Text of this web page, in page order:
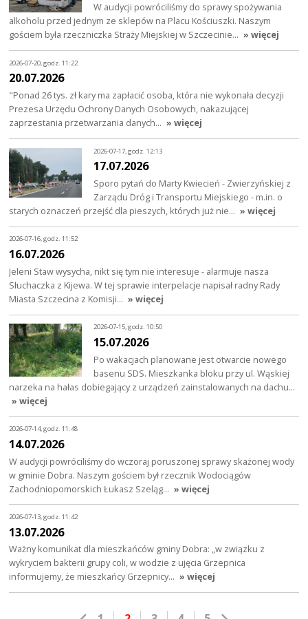
W audycji powróciliśmy do sprawy spożywania
alkoholu przed jednym ze sklepów na Placu Kościuszki. Naszym
gościem była rzeczniczka Straży Miejskiej w Szczecinie… » więcej
2026-07-20, godz. 11:22
20.07.2026
"Ponad 26 tys. zł kary ma zapłacić osoba, która nie wykonała decyzji
Prezesa Urzędu Ochrony Danych Osobowych, nakazującej
zaprzestania przetwarzania danych… » więcej
2026-07-17, godz. 12:13
17.07.2026
Sporo pytań do Marty Kwiecień - Zwierzyńskiej z
Zarządu Dróg i Transportu Miejskiego - m.in. o
starych oznaczeń przejść dla pieszych, których już nie… » więcej
2026-07-16, godz. 11:52
16.07.2026
Jeleni Staw wysycha, nikt się tym nie interesuje - alarmuje nasza
Słuchaczka z Kijewa. W tej sprawie interpelacje napisał radny Rady
Miasta Szczecina z Komisji… » więcej
2026-07-15, godz. 10:50
15.07.2026
Po wakacjach planowane jest otwarcie nowego
basenu SDS. Mieszkanka bloku przy ul. Wąskiej
narzeka na hałas dobiegający z urządzeń zainstalowanych na dachu…
» więcej
2026-07-14, godz. 11:48
14.07.2026
W audycji powróciliśmy do wczoraj poruszonej sprawy skażonej wody
w gminie Dobra. Naszym gościem był rzecznik Wodociągów
Zachodniopomorskich Łukasz Szeląg… » więcej
2026-07-13, godz. 11:42
13.07.2026
Ważny komunikat dla mieszkańców gminy Dobra: „w związku z
wykryciem bakterii grupy coli, w wodzie z ujęcia Grzepnica
informujemy, że mieszkańcy Grzepnicy… » więcej